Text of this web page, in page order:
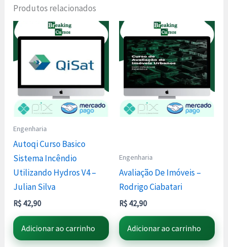
Produtos relacionados
Engenharia
Autoqi Curso Basico
Sistema Incêndio
Utilizando Hydros V4 –
Julian Silva
R$ 42,90
Adicionar ao carrinho
Engenharia
Avaliação De Imóveis –
Rodrigo Ciabatari
R$ 42,90
Adicionar ao carrinho